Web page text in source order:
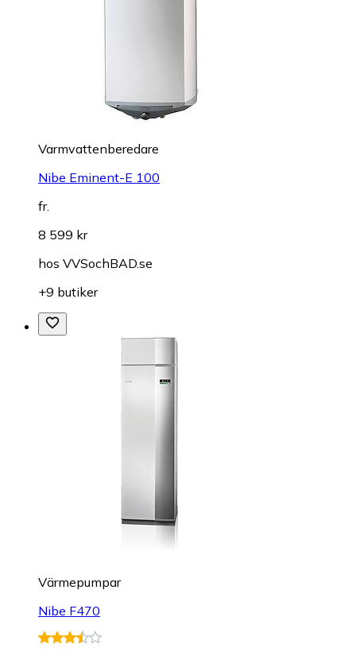
Varmvattenberedare
Nibe Eminent-E 100
fr.
8 599 kr
hos VVSochBAD.se
+9 butiker
Värmepumpar
Nibe F470